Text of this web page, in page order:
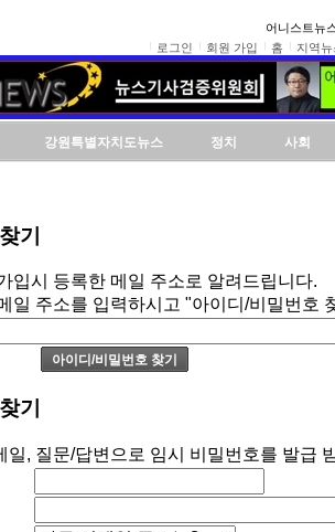
어니스트뉴
로그인
회원 가입 홈 지역뉴
강원특별자치도뉴스 정치 사회
기
입시 등록한 메일 주소로 알려드립니다.
일 주소를 입력하시고 "아이디/비밀번호
기
일, 질문/답변으로 임시 비밀번호를 발급